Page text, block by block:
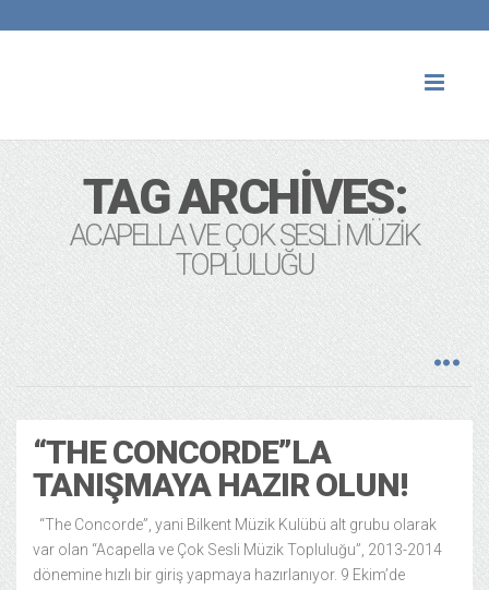
TAG ARCHIVES:
ACAPELLA VE ÇOK SESLI MÜZIK
TOPLULUĞU
“THE CONCORDE”LA
TANIŞMAYA HAZIR OLUN!
“The Concorde”, yani Bilkent Müzik Kulübü alt grubu olarak
var olan “Acapella ve Çok Sesli Müzik Topluluğu”, 2013-2014
dönemine hızlı bir giriş yapmaya hazırlanıyor. 9 Ekim’de